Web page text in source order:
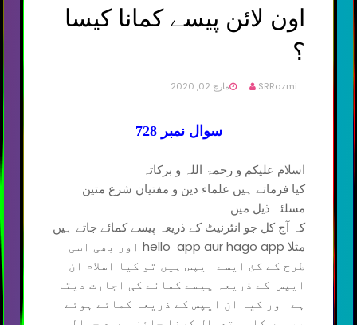
اون لائن پیسے کمانا کیسا
؟
SRRazmi مارچ 02, 2020
سوال نمبر 728
اسلام علیکم و رحمۃ اللہ و برکاتہ
کیا فرماتے ہیں علماء دین و مفتیان شرع متین
مسلئہ ذیل میں
کہ آج کل جو انٹرنیٹ کے ذریعہ پیسے کمائے جاتے ہیں
مثلا hello app aur hago app اور بھی اسی
طرح کے کئ ایسے ایپس ہیں تو کیا اسلام ان
ایپس کے ذریعہ پیسے کمانے کی اجارت دیتا
ہے اور کیا ان ایپس کے ذریعہ کمائے ہوئے